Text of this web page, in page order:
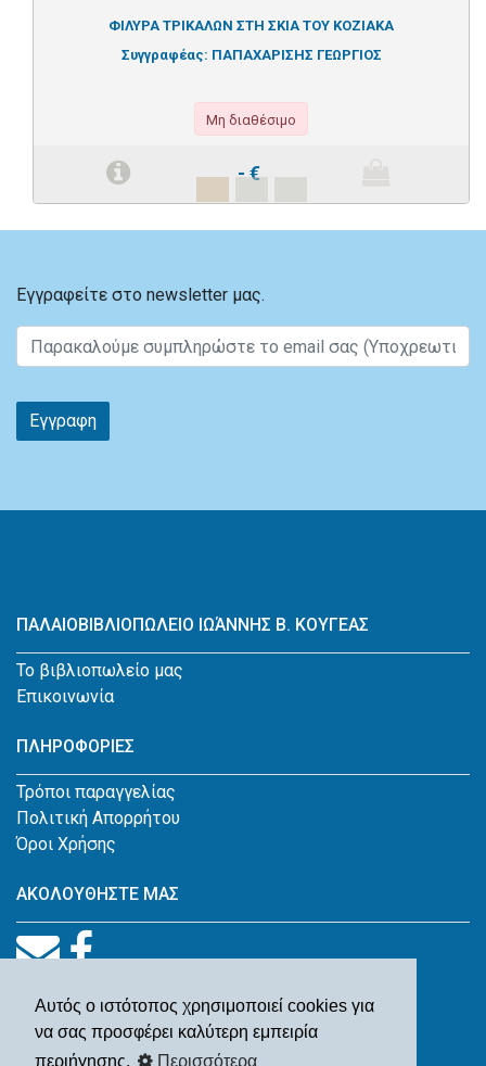
Αυτός ο ιστότοπος χρησιμοποιεί cookies για
να σας προσφέρει καλύτερη εμπειρία
περιήγησης.
Περισσότερα
ΦΙΛΥΡΑ ΤΡΙΚΑΛΩΝ ΣΤΗ ΣΚΙΑ ΤΟΥ ΚΟΖΙΑΚΑ
Συγγραφέας: ΠΑΠΑΧΑΡΙΣΗΣ ΓΕΩΡΓΙΟΣ
Μη διαθέσιμο
- €
Εγγραφείτε στο newsletter μας.
Εγγραφη
ΠΑΛΑΙΟΒΙΒΛΙΟΠΩΛΕΙΟ ΙΩΆΝΝΗΣ Β. ΚΟΥΓΕΑΣ
Το βιβλιοπωλείο μας
Επικοινωνία
ΠΛΗΡΟΦΟΡΙΕΣ
Τρόποι παραγγελίας
Πολιτική Απορρήτου
Όροι Χρήσης
ΑΚΟΛΟΥΘΗΣΤΕ ΜΑΣ